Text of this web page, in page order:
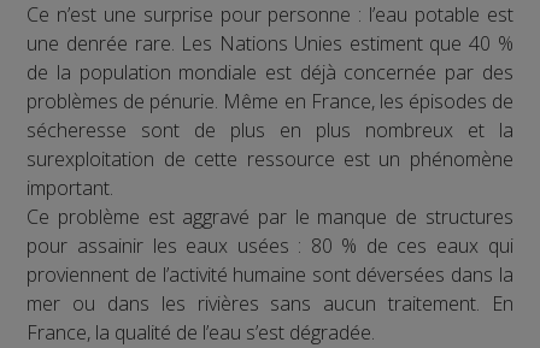
Ce n’est une surprise pour personne : l’eau potable est
une denrée rare. Les Nations Unies estiment que 40 %
de la population mondiale est déjà concernée par des
problèmes de pénurie. Même en France, les épisodes de
sécheresse sont de plus en plus nombreux et la
surexploitation de cette ressource est un phénomène
important.
Ce problème est aggravé par le manque de structures
pour assainir les eaux usées : 80 % de ces eaux qui
proviennent de l’activité humaine sont déversées dans la
mer ou dans les rivières sans aucun traitement. En
France, la qualité de l’eau s’est dégradée.